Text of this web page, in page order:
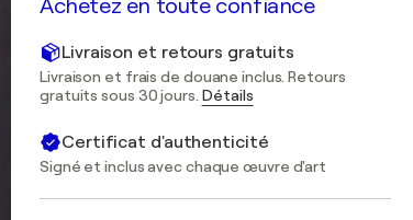
Achetez en toute confiance
Livraison et retours gratuits
Livraison et frais de douane inclus. Retours
gratuits sous 30 jours. Détails
Certificat d'authenticité
Signé et inclus avec chaque œuvre d'art